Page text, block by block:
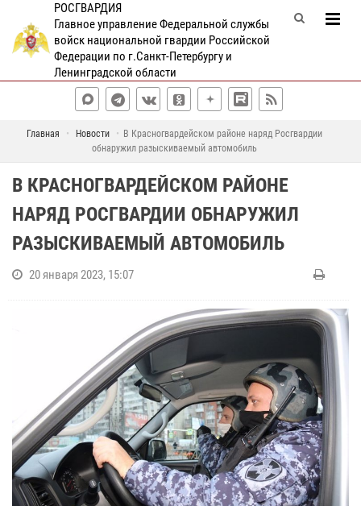
РОСГВАРДИЯ
Главное управление Федеральной службы
войск национальной гвардии Российской
Федерации по г.Санкт-Петербургу и
Ленинградской области
Главная Новости
В Красногвардейском районе наряд Росгвардии
обнаружил разыскиваемый автомобиль
В КРАСНОГВАРДЕЙСКОМ РАЙОНЕ
НАРЯД РОСГВАРДИИ ОБНАРУЖИЛ
РАЗЫСКИВАЕМЫЙ АВТОМОБИЛЬ
20 января 2023, 15:07